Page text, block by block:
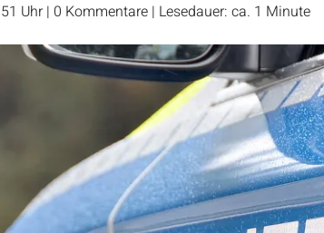
Uhr | 0 Kommentare | Lesedauer: ca. 1 Minute